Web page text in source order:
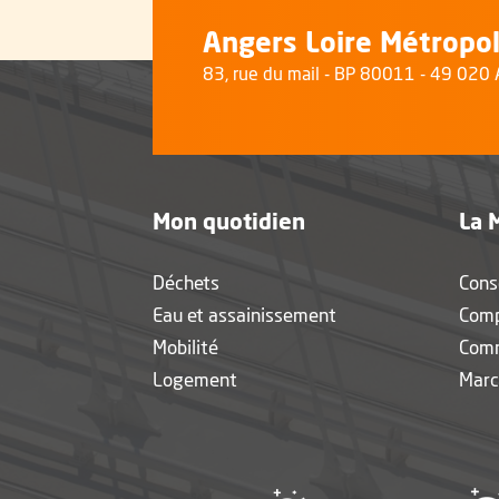
Angers Loire
83, rue du mail - BP 80011 - 49 020
Mon quotidien
Déchets
Eau et assainissement
Mobilité
Logement
La